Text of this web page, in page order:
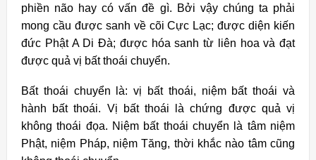
phiền não hay có vấn đề gì. Bởi vậy chúng ta phải
mong cầu được sanh về cõi Cực Lạc; được diện kiến
đức Phật A Di Đà; được hóa sanh từ liên hoa và đạt
được quả vị bất thoái chuyển.
Bất thoái chuyển là: vị bất thoái, niệm bất thoái và
hành bất thoái. Vị bất thoái là chứng được quả vị
không thoái đọa. Niệm bất thoái chuyển là tâm niệm
Phật, niệm Pháp, niệm Tăng, thời khắc nào tâm cũng